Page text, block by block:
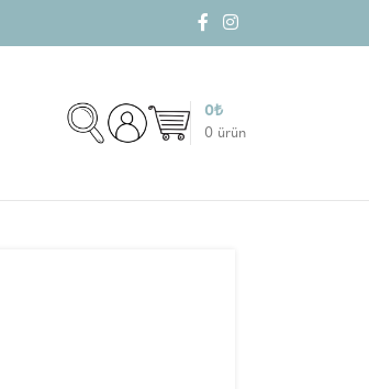
0 ürün
0₺